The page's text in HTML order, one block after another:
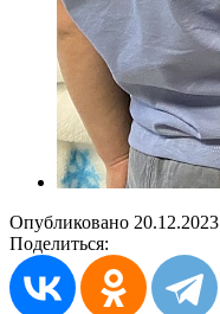
Опубликовано 20.12.2023
Поделиться: